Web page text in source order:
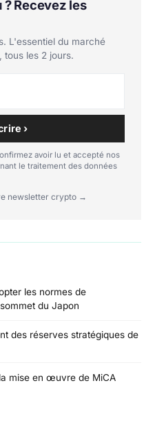
Recevez les
L'essentiel du marché
tous les 2 jours.
›
avoir lu et accepté nos
le traitement des données
newsletter crypto →
les normes de
du Japon
des réserves stratégiques de
mise en œuvre de MiCA